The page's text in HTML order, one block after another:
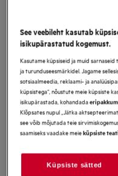
FSE83708P
Integreeritud
cm 8000
Tootekirjeldus
Eelised
Eemaldage tugevam mustus,
tulemused.
Nõudepesu sinu tingimustel
See veebileht kasutab
isikupärastatud kogemust.
Kasutame küpsiseid ja muid
ja turunduseesmärkidel. Jagame
sotsiaalmeedia, reklaami- ja
küpsistega“, nõustute meie küpsiste
isikupärastada, kohandada
Klõpsates nupul „Jätka
see võib mõjutada teie
saamiseks vaadake meieküpsiste
Küpsiste sätted